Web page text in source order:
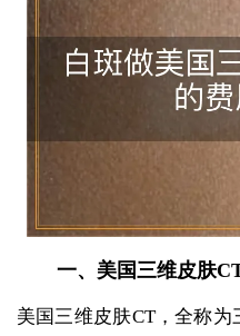
一、美国三维皮肤
美国三维皮肤CT，全称